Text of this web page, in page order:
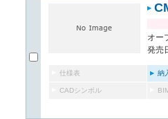
オー
発売
仕様表 納
CADシンボル